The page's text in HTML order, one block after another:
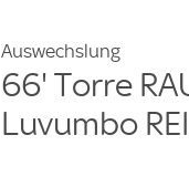
Auswechslung
66' Torre
Luvumbo